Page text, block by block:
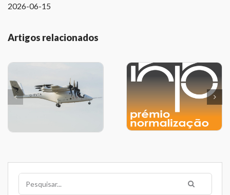
2026-06-15
Artigos relacionados
Pesquisar